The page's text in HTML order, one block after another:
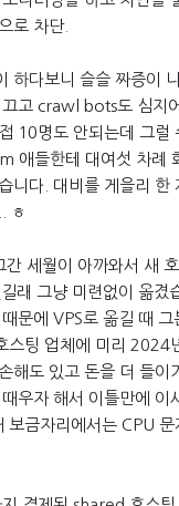
로 차단.
하다보니 슬슬 짜증이
끄고 crawl bots도 심지
10명도 안되는데 그럴
애들한테 대여섯 차례
니다. 대비를 게을리 한
ㅎ
간 세월이 아까와서 새
래 그냥 미련없이 옮겼
문에 VPS로 옮길 때
스팅 업체에 미리 2024
해도 있고 돈을 더 들이
우자 해서 이틀만에 이
보금자리에서는 CPU